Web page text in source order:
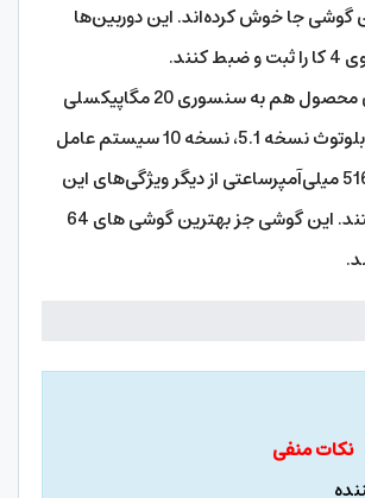
جا خوش کرده‌اند. این دوربین‌ها
دوربین‌ سلفی این محصول هم به سنسوری 20 مگاپیکسلی
مجهز شده است. بلوتوث نسخه 5.1، نسخه 10 سیستم عامل
اندروید و باتری 5160 میلی‌آمپرساعتی از دیگر ویژگی‌‌های این
گوشی جدید هستند. این گوشی جز بهترین گوشی های 64
نکات منفی
راضی کننده